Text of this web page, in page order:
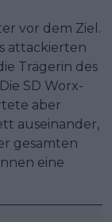
vor dem Ziel.
attackierten
Trägerin des
SD Worx-
aber
auseinander,
gesamten
eine